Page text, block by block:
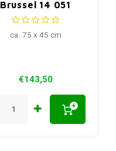
Brussel 14 051
ca. 75 x 45 cm
€143,50
+